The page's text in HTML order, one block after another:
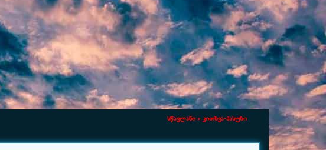
სწავლანი > კითხვა-პასუხი